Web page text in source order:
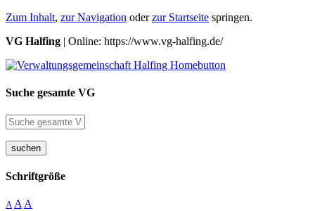
Zum Inhalt, zur Navigation oderzur Startseite springen.
VG Halfing | Online: https://www.vg-halfing.de/
Suche gesamte VG
suchen
Schriftgröße
A A A